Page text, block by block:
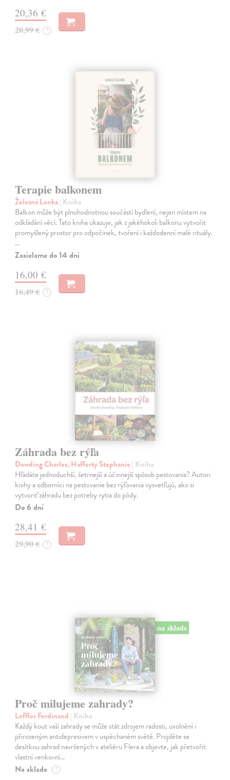
20,36 €
20,99 € ?
Terapie balkonem
Železná Lenka| Kniha
Balkon může být plnohodnotnou součástí bydlení, nejen místem na
odkládání věcí. Tato kniha ukazuje, jak z jakéhokoli balkonu vytvořit
promyšlený prostor pro odpočinek, tvoření i každodenní malé rituály.
…
Zasielame do 14 dní
16,00 €
16,49 € ?
Záhrada bez rýľa
Dowding Charles, Hafferty Stephanie | Kniha
Hľadáte jednoduchší, šetrnejší a účinnejší spôsob pestovania? Autori
knihy a odborníci na pestovanie bez rýľovania vysvetľujú, ako si
vytvoriť záhradu bez potreby rytia do pôdy.
Do 6 dní
28,41 €
29,90 € ?
na sklade
Proč milujeme zahrady?
Leffler Ferdinand | Kniha
Každý kout vaší zahrady se může stát zdrojem radosti, uvolnění i
přirozeným antidepresivem v uspěchaném světě. Projděte se
desítkou zahrad navržených v ateliéru Flera a objevte, jak přetvořit
vlastní venkovní…
Na sklade ?